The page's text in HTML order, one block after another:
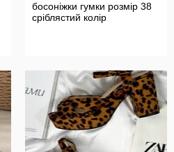
босоніжки гумки розмір 38
сріблястий колір